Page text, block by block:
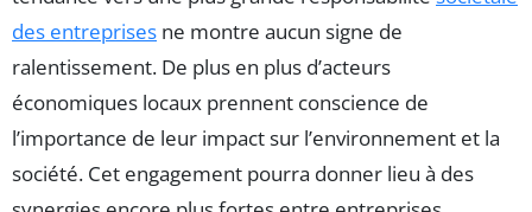
des entreprises ne montre aucun signe de
ralentissement. De plus en plus d’acteurs
économiques locaux prennent conscience de
l’importance de leur impact sur l’environnement et la
société. Cet engagement pourra donner lieu à des